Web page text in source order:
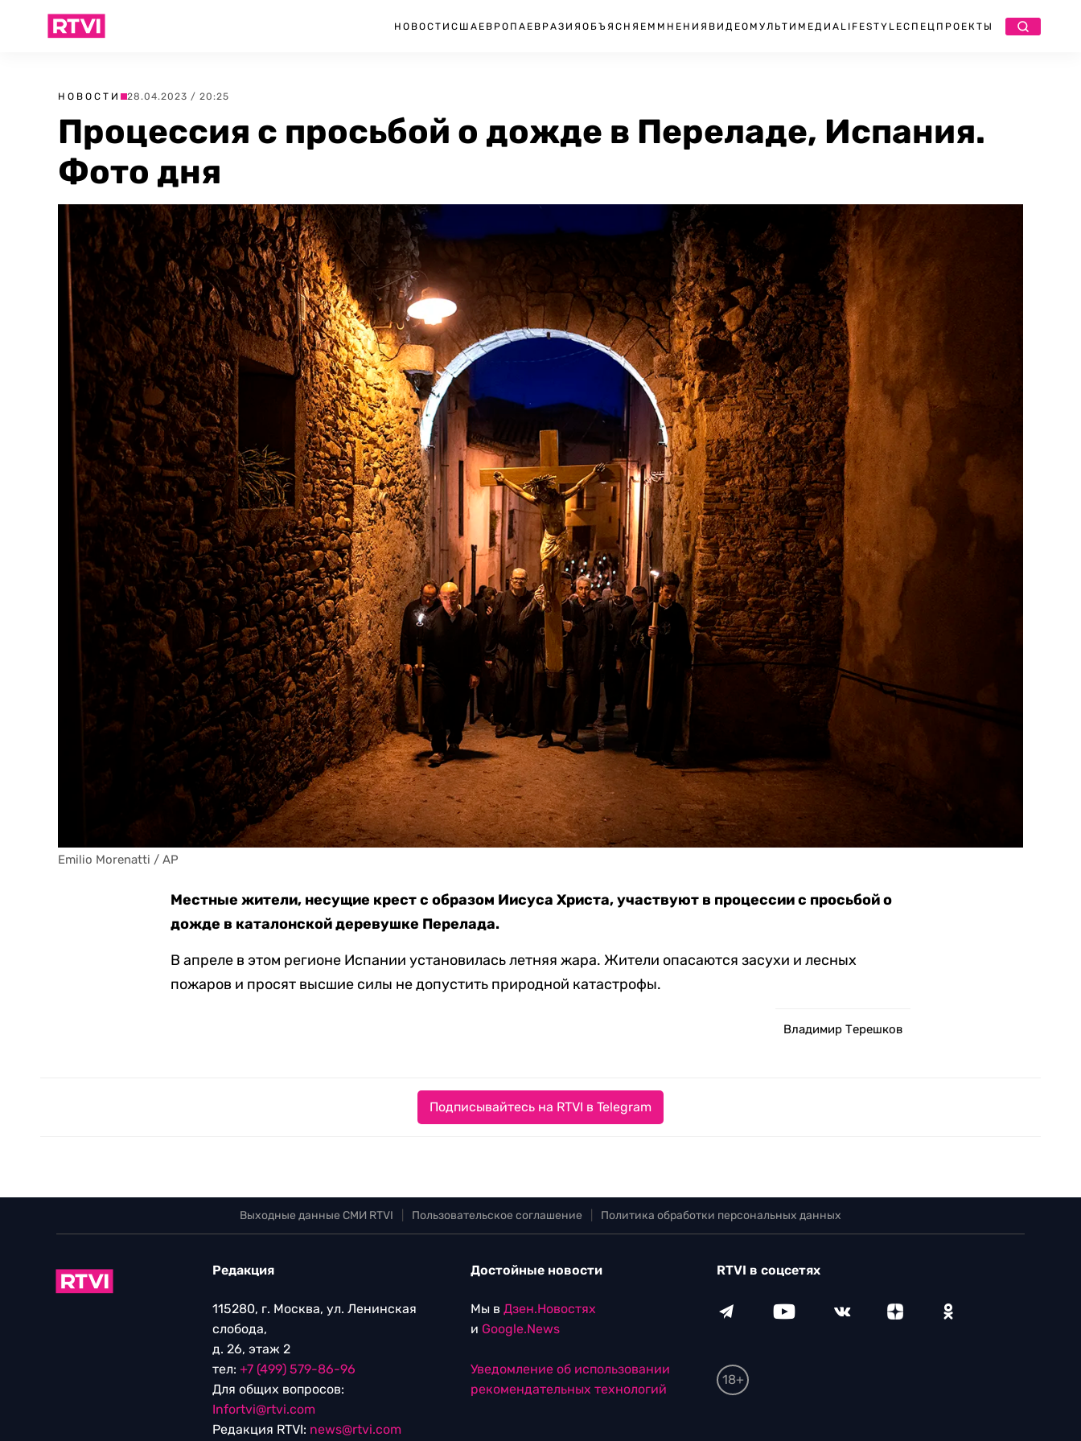
НОВОСТИ США ЕВРОПА ЕВРАЗИЯ ОБЪЯСНЯЕМ МНЕНИЯ ВИДЕО МУЛЬТИМЕДИА LIFESTYLEСПЕЦПРОЕКТЫ
НОВОСТИ 28.04.2023 / 20:25
Процессия с просьбой о дожде в Переладе, Испания.
Фото дня
Emilio Morenatti / AP
Местные жители, несущие крест с образом Иисуса Христа, участвуют в процессии с просьбой о
дожде в каталонской деревушке Перелада.
В апреле в этом регионе Испании установилась летняя жара. Жители опасаются засухи и лесных
пожаров и просят высшие силы не допустить природной катастрофы.
Владимир Терешков
Подписывайтесь на RTVI в Telegram
Выходные данные СМИ RTVI Пользовательское соглашение Политика обработки персональных данных
Редакция
115280, г. Москва, ул. Ленинская
слобода,
д. 26, этаж 2
тел: +7 (499) 579-86-96
Для общих вопросов:
Infortvi@rtvi.com
Редакция RTVI: news@rtvi.com
Достойные новости
Мы в Дзен.Новостях
и Google.News
Уведомление об использовании
рекомендательных технологий
RTVI в соцсетях
18+